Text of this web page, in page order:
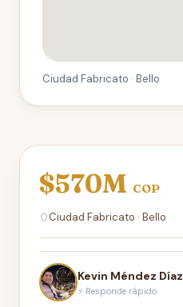
Ciudad Fabricato · Bello
$570M COP
Ciudad Fabricato · Bello
Kevin Méndez Díaz
⚡ Responde rápido